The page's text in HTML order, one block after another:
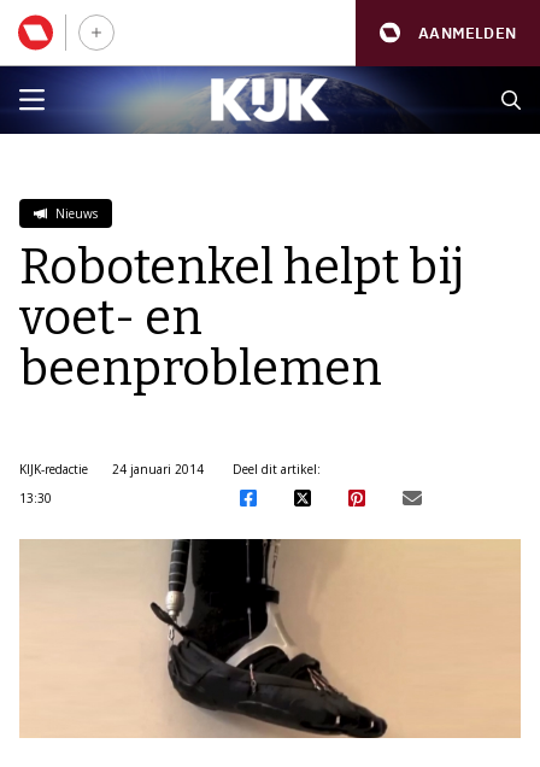
AANMELDEN
Nieuws
Robotenkel helpt bij
voet- en
beenproblemen
KIJK-redactie
24 januari 2014
13:30
Deel dit artikel: